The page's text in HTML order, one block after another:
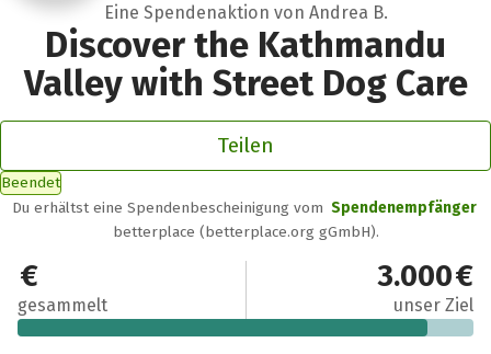
Eine Spendenaktion von Andrea B.
Discover the Kathmandu
Valley with Street Dog Care
Teilen
Beendet
Du erhältst eine Spendenbescheinigung vom Spendenempfänger
betterplace (betterplace.org gGmbH).
2.700 €
gesammelt
3.000 €
unser Ziel